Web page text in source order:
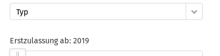
Typ
Erstzulassung ab: 2019